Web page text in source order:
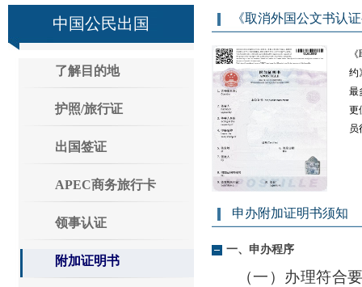
中国公民出国
了解目的地
护照/旅行证
出国签证
APEC商务旅行卡
领事认证
附加证明书
《取消外国公文书认
约
最
更
员
申办附加证明书须知
一、申办程序
（一）办理符合